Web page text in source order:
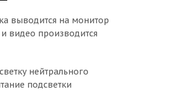
выводится на монитор
видео производится
нейтрального
подсветки